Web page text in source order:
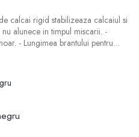
calcai rigid stabilizeaza calcaiul si
alunece in timpul miscarii. -
- Lungimea brantului pentru
date pentru marimea: 31.